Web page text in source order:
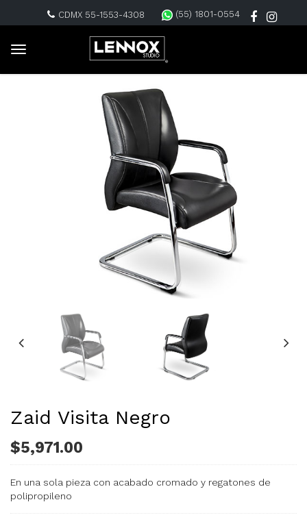
CDMX 55-1553-4308 (55) 1801-0554
Zaid Visita Negro
$5,971.00
En una sola pieza con acabado cromado y regatones de
polipropileno